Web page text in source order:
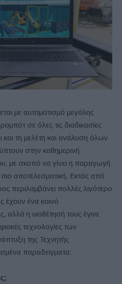
με αυτοματισμό μεγάλης
σε όλες τις διαδικασίες
και τη μελέτη και ανάλυση όλων
στην καθημερινή
με σκοπό να γίνει η παραγωγή
αποτελεσματική. Εκτός από
περιλαμβάνει πολλές λιγότερο
έχουν ένα κοινό
αλλά η υιοθέτησή τους έγινε
τεχνολογίες των
της Τεχνητής
παραδείγματα: